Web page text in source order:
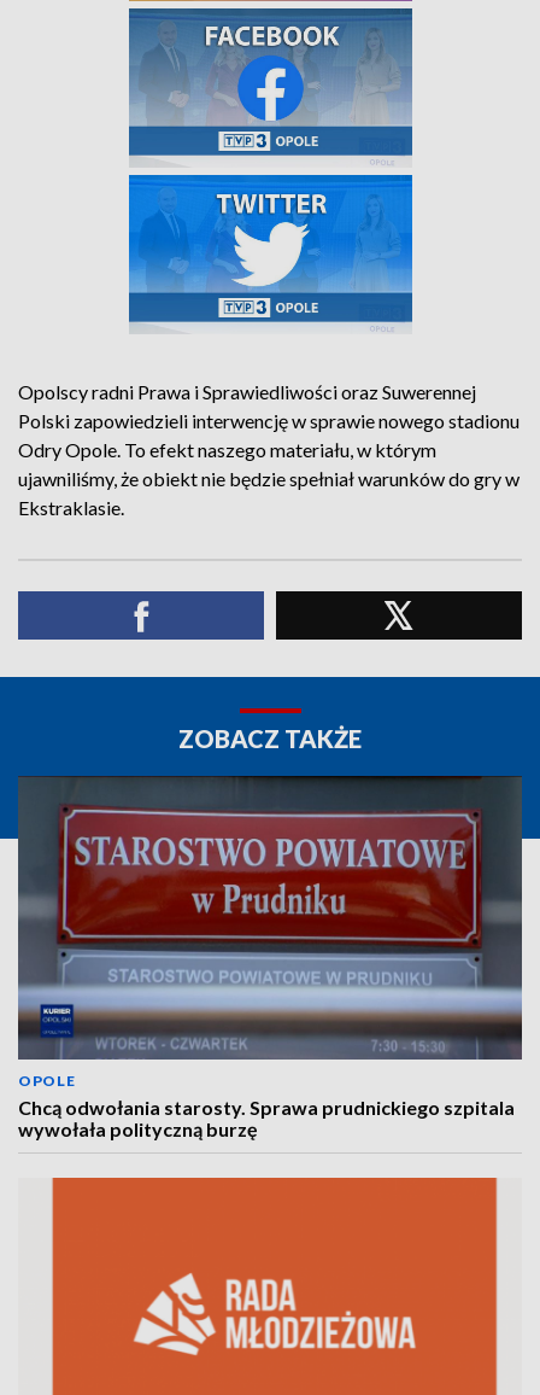
Opolscy radni Prawa i Sprawiedliwości oraz Suwerennej
Polski zapowiedzieli interwencję w sprawie nowego stadionu
Odry Opole. To efekt naszego materiału, w którym
ujawniliśmy, że obiekt nie będzie spełniał warunków do gry w
Ekstraklasie.
ZOBACZ TAKŻE
OPOLE
Chcą odwołania starosty. Sprawa prudnickiego szpitala
wywołała polityczną burzę